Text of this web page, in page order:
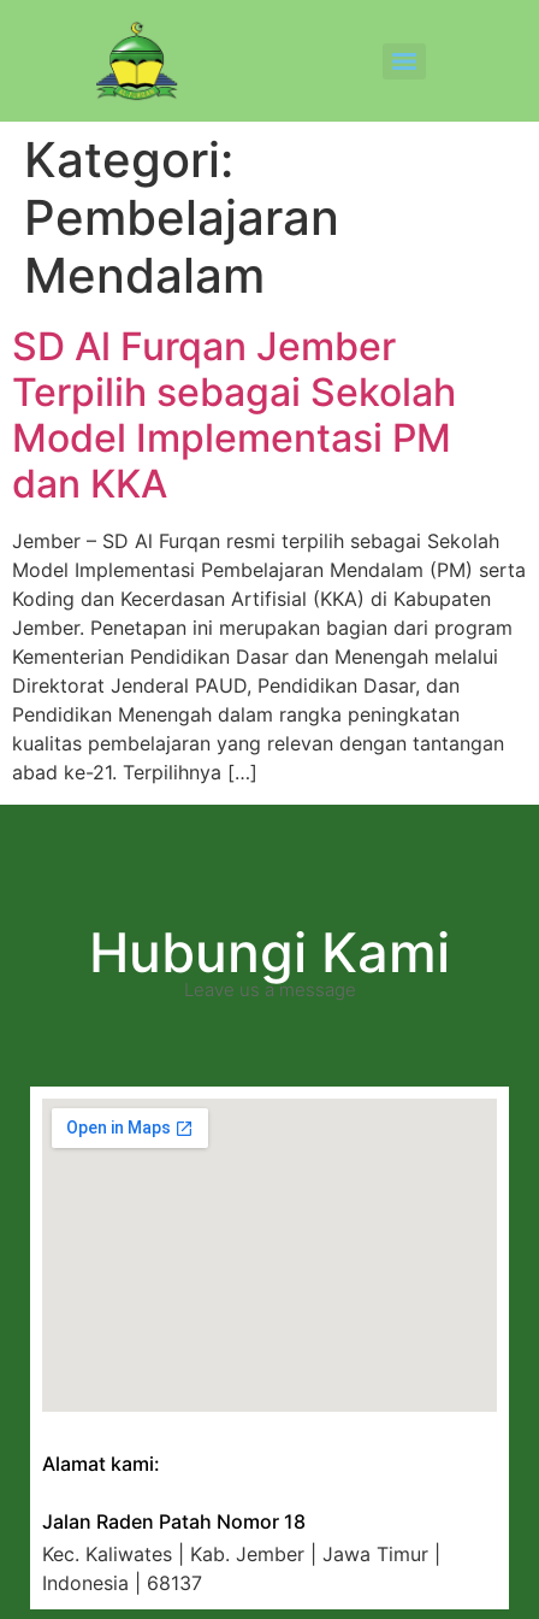
Kategori:
Pembelajaran
Mendalam
SD Al Furqan Jember
Terpilih sebagai Sekolah
Model Implementasi PM
dan KKA
Jember – SD Al Furqan resmi terpilih sebagai Sekolah
Model Implementasi Pembelajaran Mendalam (PM) serta
Koding dan Kecerdasan Artifisial (KKA) di Kabupaten
Jember. Penetapan ini merupakan bagian dari program
Kementerian Pendidikan Dasar dan Menengah melalui
Direktorat Jenderal PAUD, Pendidikan Dasar, dan
Pendidikan Menengah dalam rangka peningkatan
kualitas pembelajaran yang relevan dengan tantangan
abad ke-21. Terpilihnya […]
Hubungi Kami
Leave us a message
Alamat kami:
Jalan Raden Patah Nomor 18
Kec. Kaliwates | Kab. Jember | Jawa Timur |
Indonesia | 68137